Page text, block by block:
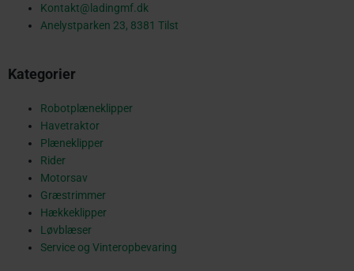
b
k
Kontakt@ladingmf.dk
Anelystparken 23, 8381 Tilst
Kategorier
Robotplæneklipper
Havetraktor
Plæneklipper
Rider
Motorsav
Græstrimmer
Hækkeklipper
Løvblæser
Service og Vinteropbevaring